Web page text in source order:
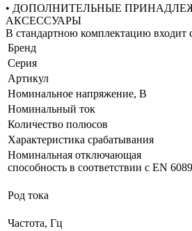
• ДОПОЛНИТЕЛЬНЫЕ
АКСЕССУАРЫ
В стандартною комплектацию входит
Бренд
Серия
Артикул
Номинальное напряжение, В
Номинальный ток
Количество полюсов
Характеристика срабатывания
Номинальная отключающая
способность в соответствии с EN
Род тока
Частота, Гц